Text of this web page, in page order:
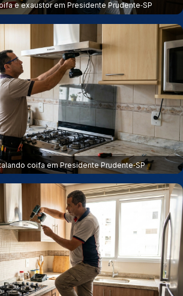
e exaustor em Presidente Prudente‑SP
coifa em Presidente Prudente‑SP